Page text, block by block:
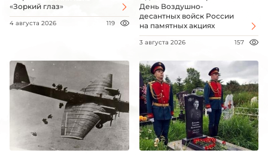
«Зоркий глаз»
4 августа 2026 119
День Воздушно-
десантных войск России
на памятных акциях
3 августа 2026 157